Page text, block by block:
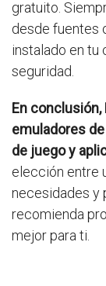
gratuito.
desde fuentes
instalado en tu
seguridad.
En conclusión,
emuladores
de juego y
elección entre
necesidades y
recomienda
mejor para ti.